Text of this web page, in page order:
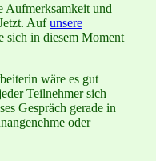
Aufmerksamkeit und
Aufunsere
sich in diesem Moment
wäre es gut
Teilnehmer sich
Gespräch gerade in
oder